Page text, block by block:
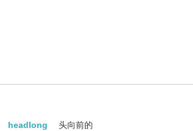
headlong
头向前的